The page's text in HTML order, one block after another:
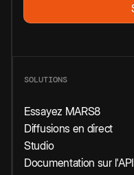
SOLUTIONS
Essayez MARS8
Diffusions en direct
Studio
Documentation sur l'API